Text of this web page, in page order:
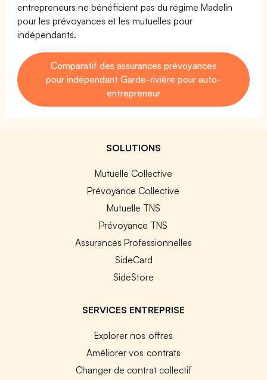
entrepreneurs ne bénéficient pas du régime Madelin
pour les prévoyances et les mutuelles pour
indépendants.
Comparatif des assurances prévoyances
pour indépendant Garde-rivière pour auto-
entrepreneur
SOLUTIONS
Mutuelle Collective
Prévoyance Collective
Mutuelle TNS
Prévoyance TNS
Assurances Professionnelles
SideCard
SideStore
SERVICES ENTREPRISE
Explorer nos offres
Améliorer vos contrats
Changer de contrat collectif